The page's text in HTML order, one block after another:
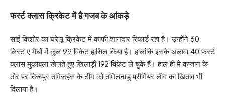
फर्स्ट क्लास क्रिकेट में है गजब के आंकड़े
साईं किशोर का घरेलू क्रिकेट में काफी शानदार रिकार्ड रहा है। उन्होंने 60
लिस्ट ए मैचों में कुल 99 विकेट हासिल किया है। हालांकि इसके अलावा 40 फर्स्ट
क्लास मुकाबला खेलते हुए खिलाड़ी 192 विकेट ले चुके हैं। हाल ही में कप्तान के
तौर पर तिरुप्पुर तमिजहंस के टीम को तमिलनाडु प्रीमियर लीग का खिताब भी
दिलाया है।